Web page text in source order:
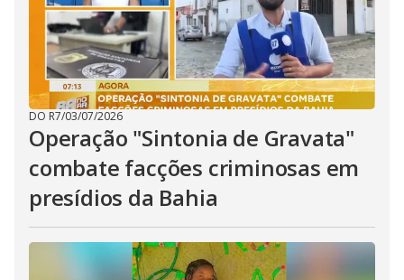
DO R7/03/07/2026
Operação "Sintonia de Gravata"
combate facções criminosas em
presídios da Bahia